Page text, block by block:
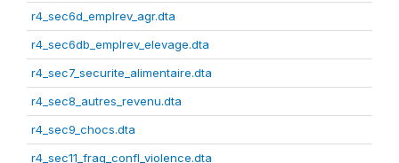
r4_sec6d_emplrev_agr.dta
r4_sec6db_emplrev_elevage.dta
r4_sec7_securite_alimentaire.dta
r4_sec8_autres_revenu.dta
r4_sec9_chocs.dta
r4_sec11_frag_confl_violence.dta